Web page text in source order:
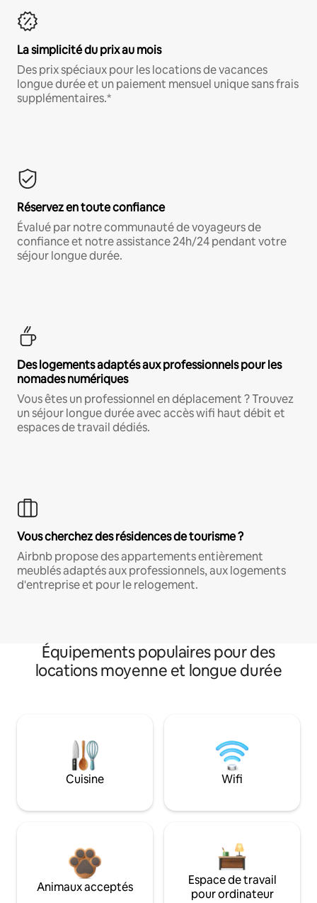
La simplicité du prix au mois
Des prix spéciaux pour les locations de vacances
longue durée et un paiement mensuel unique sans frais
supplémentaires.*
Réservez en toute confiance
Évalué par notre communauté de voyageurs de
confiance et notre assistance 24h/24 pendant votre
séjour longue durée.
Des logements adaptés aux professionnels pour les
nomades numériques
Vous êtes un professionnel en déplacement ? Trouvez
un séjour longue durée avec accès wifi haut débit et
espaces de travail dédiés.
Vous cherchez des résidences de tourisme ?
Airbnb propose des appartements entièrement
meublés adaptés aux professionnels, aux logements
d'entreprise et pour le relogement.
Équipements populaires pour des
locations moyenne et longue durée
Cuisine Wifi
Animaux acceptés
Espace de travail
pour ordinateur